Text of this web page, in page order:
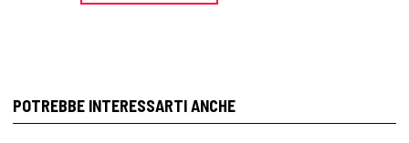
POTREBBE INTERESSARTI ANCHE